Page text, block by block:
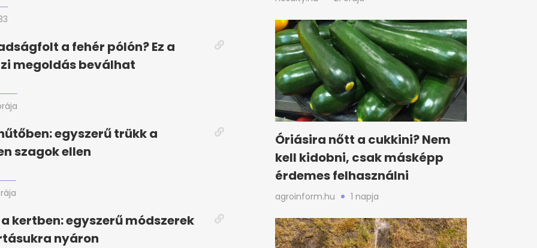
a fehér pólón? Ez a
megoldás beválhat
egyszerű trükk a
szagok ellen
kertben: egyszerű módszerek
nyáron
Óriásira nőtt a cukkini? Nem
kell kidobni, csak másképp
érdemes felhasználni
agroinform.hu 1 napja